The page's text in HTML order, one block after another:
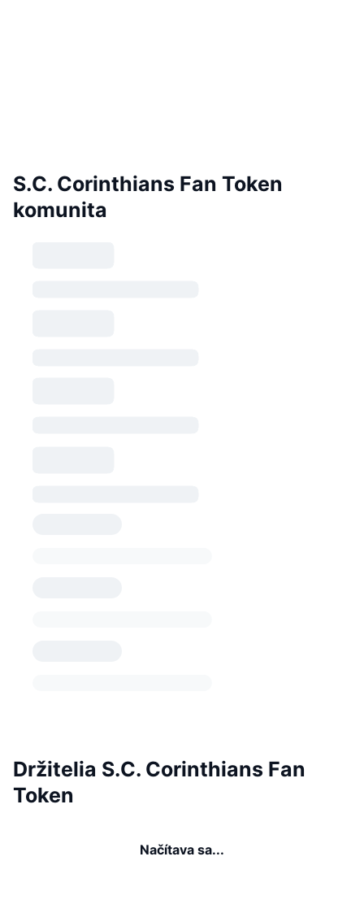
S.C. Corinthians Fan Token
komunita
Držitelia S.C. Corinthians Fan
Token
Načítava sa...